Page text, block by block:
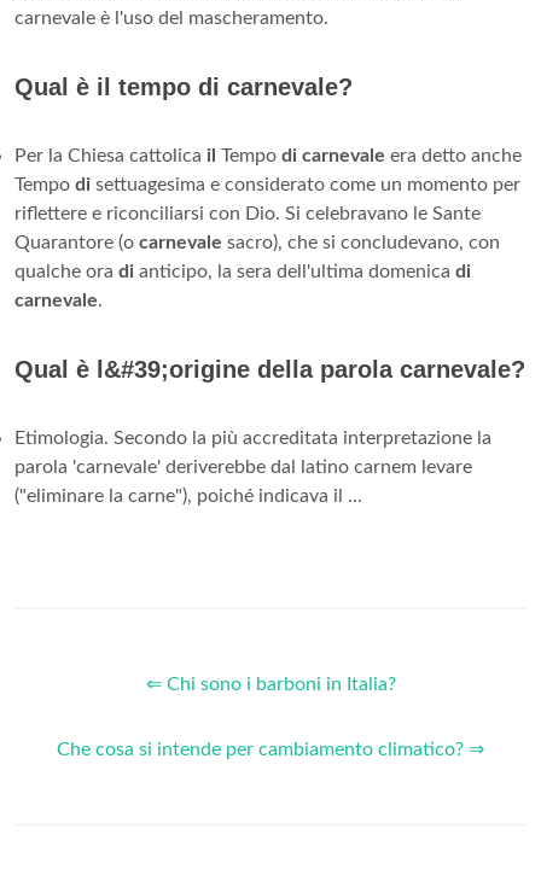
carnevale è l'uso del mascheramento.
Qual è il tempo di carnevale?
Per la Chiesa cattolica il Tempo di carnevale era detto anche
Tempo di settuagesima e considerato come un momento per
riflettere e riconciliarsi con Dio. Si celebravano le Sante
Quarantore (o carnevale sacro), che si concludevano, con
qualche ora di anticipo, la sera dell'ultima domenica di
carnevale.
Qual è l&#39;origine della parola carnevale?
Etimologia. Secondo la più accreditata interpretazione la
parola 'carnevale' deriverebbe dal latino carnem levare
("eliminare la carne"), poiché indicava il ...
⇐ Chi sono i barboni in Italia?
Che cosa si intende per cambiamento climatico? ⇒